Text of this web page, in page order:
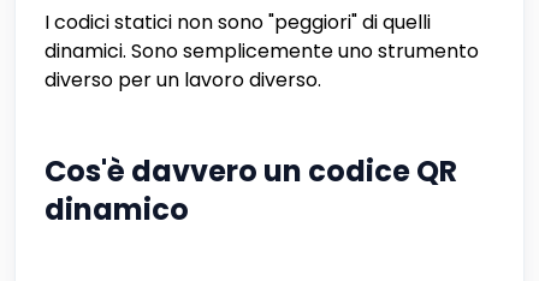
I codici statici non sono "peggiori" di quelli
dinamici. Sono semplicemente uno strumento
diverso per un lavoro diverso.
Cos'è davvero un codice QR
dinamico